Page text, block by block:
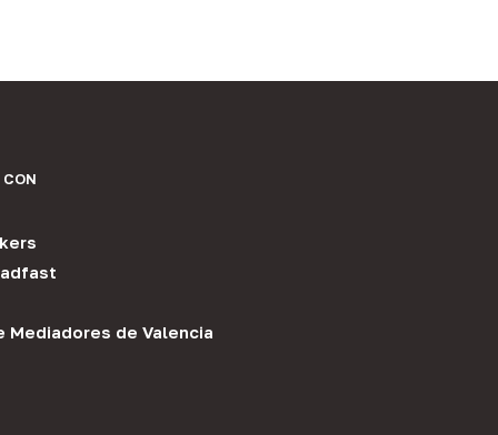
Mediadores de Valencia